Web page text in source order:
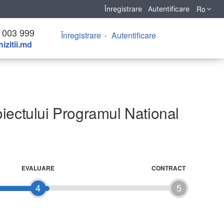
Înregistrare Autentificare Ro
999 Înregistrare Autentificare
Programul National
4
EVALUARE
5
CONTRACT